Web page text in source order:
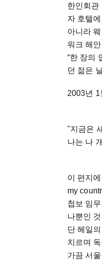
한인회관
자 호텔
아니라
워크 해
“한 장의
던 젊은
2003년 1
"지금은
나는 나
이 편지
my
첩보 임
나뿐인
단 헤일
치르며
가끔 서